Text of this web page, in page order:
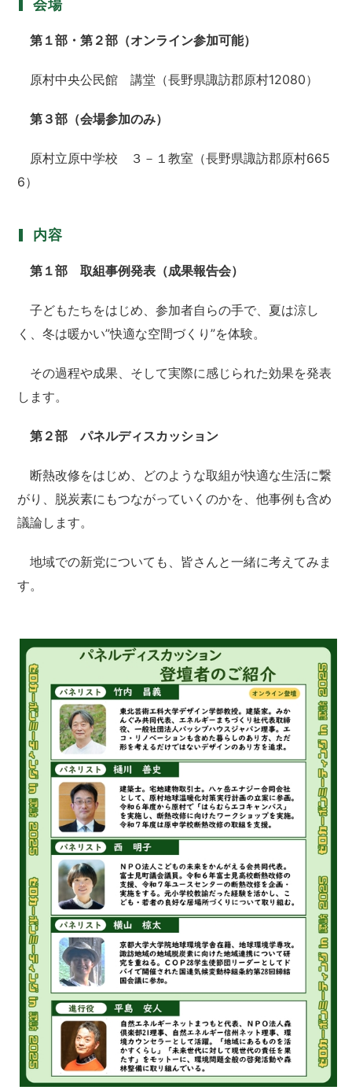
会場
第１部・第２部（オンライン参加可能）
原村中央公民館 講堂（長野県諏訪郡原村12080）
第３部（会場参加のみ）
原村立原中学校 ３－１教室（長野県諏訪郡原村665
6）
内容
第１部 取組事例発表（成果報告会）
子どもたちをはじめ、参加者自らの手で、夏は涼し
く、冬は暖かい”快適な空間づくり”を体験。
その過程や成果、そして実際に感じられた効果を発表
します。
第２部 パネルディスカッション
断熱改修をはじめ、どのような取組が快適な生活に繋
がり、脱炭素にもつながっていくのかを、他事例も含め
議論します。
地域での新党についても、皆さんと一緒に考えてみま
す。